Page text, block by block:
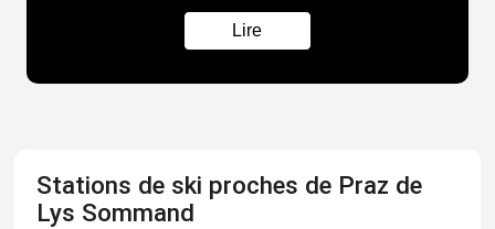
Lire
Stations de ski proches de Praz de
Lys Sommand